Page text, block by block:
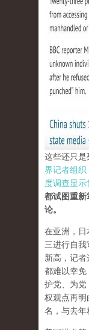
这些还只是
界记者组织
度调查显
都试图重新
论。
在亚洲，
三进行自我
新高，记
都难以幸免
护党、为党
权观点再明
名，与去年